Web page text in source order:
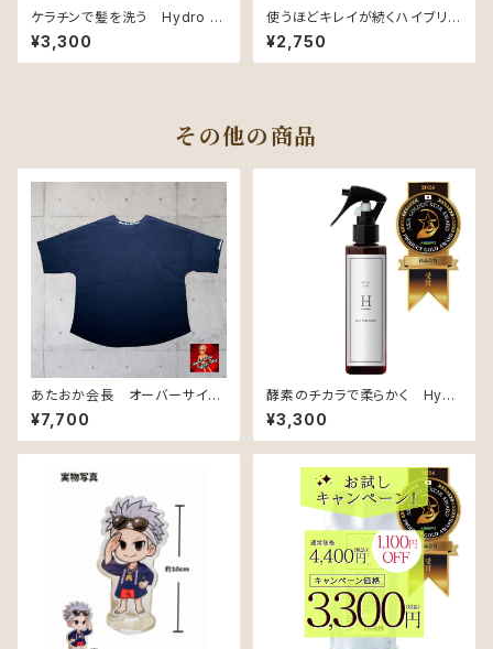
ケラチンで髪を洗う Hydro C
are Treatment（アップル&ジャ
スミンの香り）【ハリコシケア用】
【リフィル】
¥3,300
使うほどキレイが続くハイブリッ
ド処方 OUTBATH OIL TRE
ATMENT（アウトバスオイルトリ
ートメント）
¥2,750
その他の商品
あたおか会長 オーバーサイズ
Tシャツ ネイビー
¥7,700
酵素のチカラで柔らかく Hydr
o Mist Treatment（ベルガモッ
ト&ミントの香り）
¥3,300